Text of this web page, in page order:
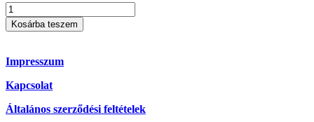
Könyvjelző
02
mennyiség
Kosárba teszem
Impresszum
Kapcsolat
Általános szerződési feltételek